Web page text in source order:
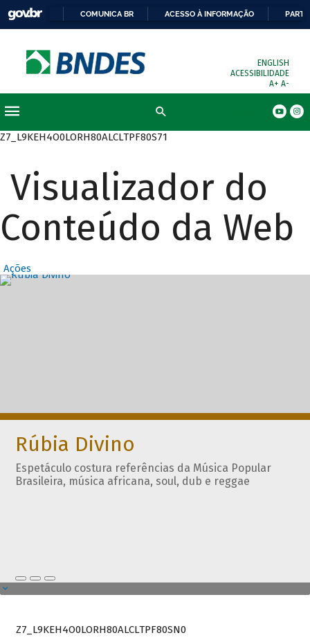
COMUNICA BR ACESSO À INFORMAÇÃO
ENGLISH
ACESSIBILIDADE
A+ A-
Z7_L9KEH4O0LORH80ALCLTPF80S71
Visualizador do
Conteúdo da Web
Ações
Destaques
Rúbia Divino
Espetáculo costura referências da Música Popular
Brasileira, música africana, soul, dub e reggae
Z7_L9KEH4O0LORH80ALCLTPF80SN0